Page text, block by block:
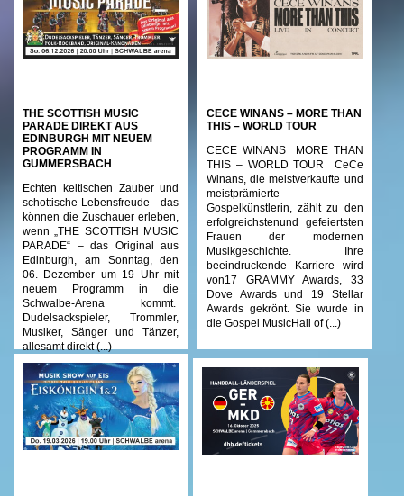
THE SCOTTISH MUSIC
PARADE DIREKT AUS
EDINBURGH MIT NEUEM
PROGRAMM IN
GUMMERSBACH
Echten keltischen Zauber und
schottische Lebensfreude - das
können die Zuschauer erleben,
wenn „THE SCOTTISH MUSIC
PARADE“ – das Original aus
Edinburgh, am Sonntag, den
06. Dezember um 19 Uhr mit
neuem Programm in die
Schwalbe-Arena kommt.
Dudelsackspieler, Trommler,
Musiker, Sänger und Tänzer,
allesamt direkt (...)
CECE WINANS – MORE THAN
THIS – WORLD TOUR
CECE WINANS MORE THAN
THIS – WORLD TOUR CeCe
Winans, die meistverkaufte und
meistprämierte
Gospelkünstlerin, zählt zu den
erfolgreichstenund gefeiertsten
Frauen der modernen
Musikgeschichte. Ihre
beeindruckende Karriere wird
von17 GRAMMY Awards, 33
Dove Awards und 19 Stellar
Awards gekrönt. Sie wurde in
die Gospel MusicHall of (...)